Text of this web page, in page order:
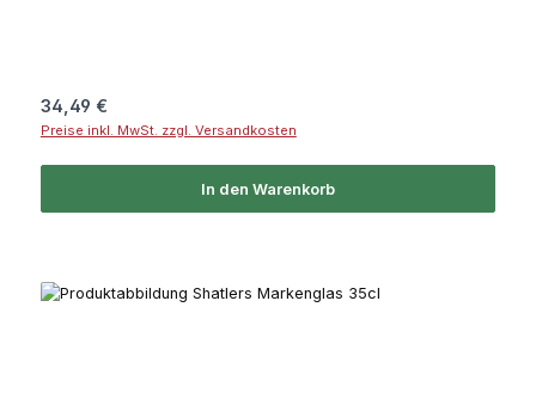
Regulärer Preis:
34,49 €
Preise inkl. MwSt. zzgl. Versandkosten
In den Warenkorb